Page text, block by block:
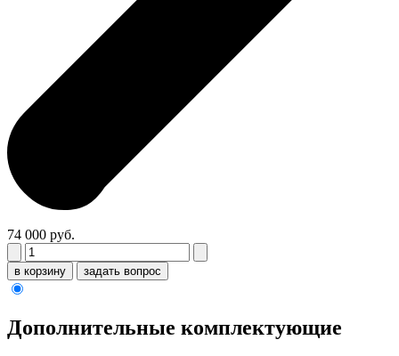
74 000 руб.
в корзину задать вопрос
Дополнительные комплектующие